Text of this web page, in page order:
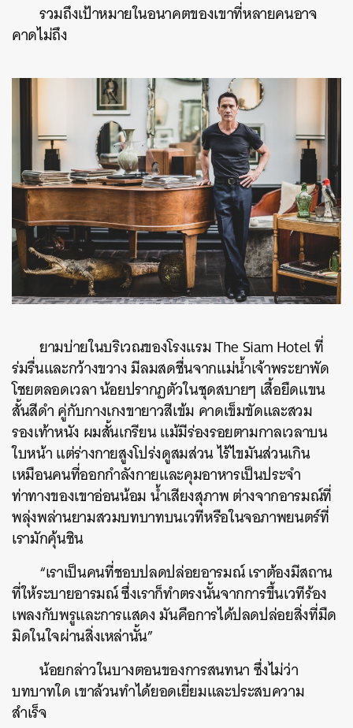
รวมถึงเป้าหมายในอนาคตของเขาที่หลายคนอาจ
คาดไม่ถึง
ยามบ่ายในบริเวณของโรงแรมThe Siam Hotelที่
ร่มรื่นและกว้างขวาง มีลมสดชื่นจากแม่น้ำเจ้าพระยาพัด
โชยตลอดเวลา น้อยปรากฏตัวในชุดสบายๆ เสื้อยืดแขน
สั้นสีดำ คู่กับกางเกงขายาวสีเข้ม คาดเข็มขัดและสวม
รองเท้าหนัง ผมสั้นเกรียน แม้มีร่องรอยตามกาลเวลาบน
ใบหน้า แต่ร่างกายสูงโปร่งดูสมส่วน ไร้ไขมันส่วนเกิน
เหมือนคนที่ออกกำลังกายและคุมอาหารเป็นประจำ
ท่าทางของเขาอ่อนน้อม น้ำเสียงสุภาพ ต่างจากอารมณ์ที่
พลุ่งพล่านยามสวมบทบาทบนเวทีหรือในจอภาพยนตร์ที่
เรามักคุ้นชิน
“เราเป็นคนที่ชอบปลดปล่อยอารมณ์ เราต้องมีสถาน
ที่ให้ระบายอารมณ์ ซึ่งเราก็ทำตรงนั้นจากการขึ้นเวทีร้อง
เพลงกับพรูและการแสดง มันคือการได้ปลดปล่อยสิ่งที่มืด
มิดในใจผ่านสิ่งเหล่านั้น”
น้อยกล่าวในบางตอนของการสนทนา ซึ่งไม่ว่า
บทบาทใด เขาล้วนทำได้ยอดเยี่ยมและประสบความ
สำเร็จ